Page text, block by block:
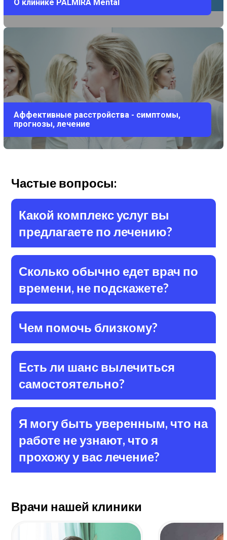
О клинике PALMIRA Mental
Аффективные расстройства - симптомы,
прогнозы, лечение
Частые вопросы:
Какой комплекс услуг вы
предлагаете по лечению?
Сколько обычно едет врач по
времени, не подскажете?
Чем помочь близкому?
Есть ли шанс вылечиться
самостоятельно?
Я могу быть уверенным, что на
работе не узнают, что я
прохожу у вас лечение?
Врачи нашей клиники